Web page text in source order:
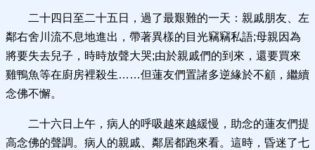
二十四日至二十五日，過了最艱難的一天：親戚朋友、左
鄰右舍川流不息地進出，帶著異樣的目光竊竊私語;母親因為
將要失去兒子，時時放聲大哭;由於親戚們的到來，還要買來
雞鴨魚等在廚房裡殺生……但蓮友們置諸多逆緣於不顧，繼續
念佛不懈。
二十六日上午，病人的呼吸越來越緩慢，助念的蓮友們提
高念佛的聲調。病人的親戚、鄰居都跑來看。這時，昏迷了七